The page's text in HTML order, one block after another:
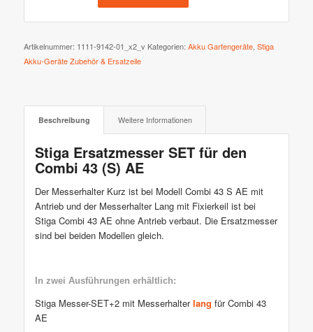
Artikelnummer: 1111-9142-01_x2_v Kategorien: Akku Gartengeräte, Stiga
Akku-Geräte Zubehör & Ersatzeile
Beschreibung Weitere Informationen
Stiga Ersatzmesser SET für den
Combi 43 (S) AE
Der Messerhalter Kurz ist bei Modell Combi 43 S AE mit
Antrieb und der Messerhalter Lang mit Fixierkeil ist bei
Stiga Combi 43 AE ohne Antrieb verbaut. Die Ersatzmesser
sind bei beiden Modellen gleich.
In zwei Ausführungen erhältlich:
Stiga Messer-SET+2 mit Messerhalterlang für Combi 43
AE